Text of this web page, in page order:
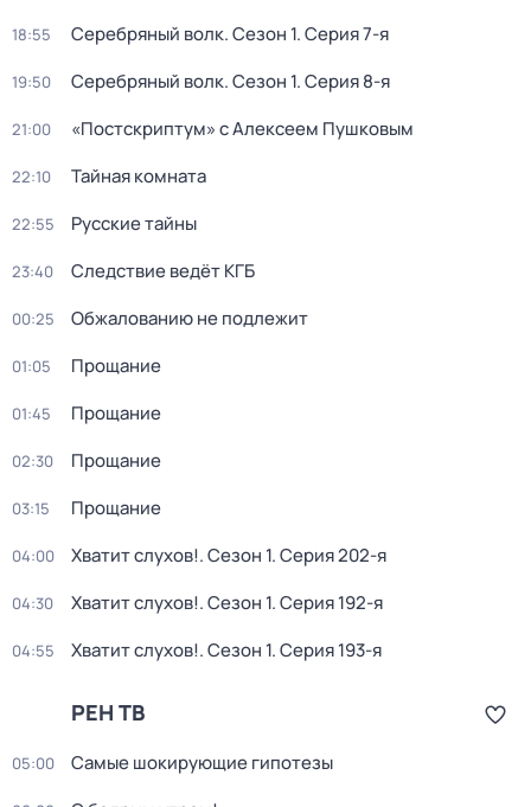
18:55 Серебряный волк. Сезон 1. Серия 7-я
19:50 Серебряный волк. Сезон 1. Серия 8-я
21:00 «Постскриптум» с Алексеем Пушковым
22:10 Тайная комната
22:55 Русские тайны
23:40 Следствие ведёт КГБ
00:25 Обжалованию не подлежит
01:05 Прощание
01:45 Прощание
02:30 Прощание
03:15 Прощание
04:00 Хватит слухов!. Сезон 1. Серия 202-я
04:30 Хватит слухов!. Сезон 1. Серия 192-я
04:55 Хватит слухов!. Сезон 1. Серия 193-я
РЕН ТВ
05:00 Самые шoкиpующие гипотезы